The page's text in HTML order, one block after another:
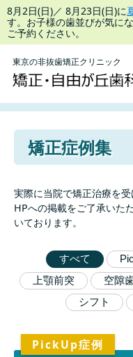
8月2日(日)／ 8月23日(日)に
す。お子様の歯並びが気に
ご予約ください。
東京の非抜歯矯正クリニック
矯正症例集
実際に当院で矯正治療を受
HPへの掲載をご了承いた
いております。
すべて
上顎前突
空隙
シフト